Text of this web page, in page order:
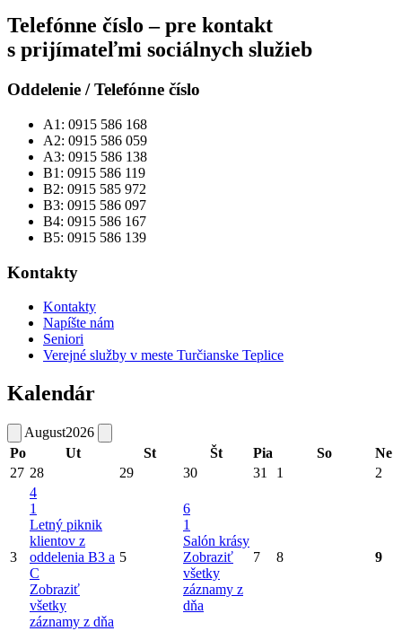
Telefónne číslo – pre kontakt
s prijímateľmi sociálnych služieb
Oddelenie / Telefónne číslo
A1: 0915 586 168
A2: 0915 586 059
A3: 0915 586 138
B1: 0915 586 119
B2: 0915 585 972
B3: 0915 586 097
B4: 0915 586 167
B5: 0915 586 139
Kontakty
Kontakty
Napíšte nám
Seniori
Verejné služby v meste Turčianske Teplice
Kalendár
August2026
Po
Ut St Št Pia So
Ne
27 28 29 30 31 1 2
3
4
1
Letný piknik
klientov z
oddelenia B3 a
C
Zobraziť
všetky
záznamy z dňa
5
6
1
Salón krásy
Zobraziť
všetky
záznamy z
dňa
7 8 9